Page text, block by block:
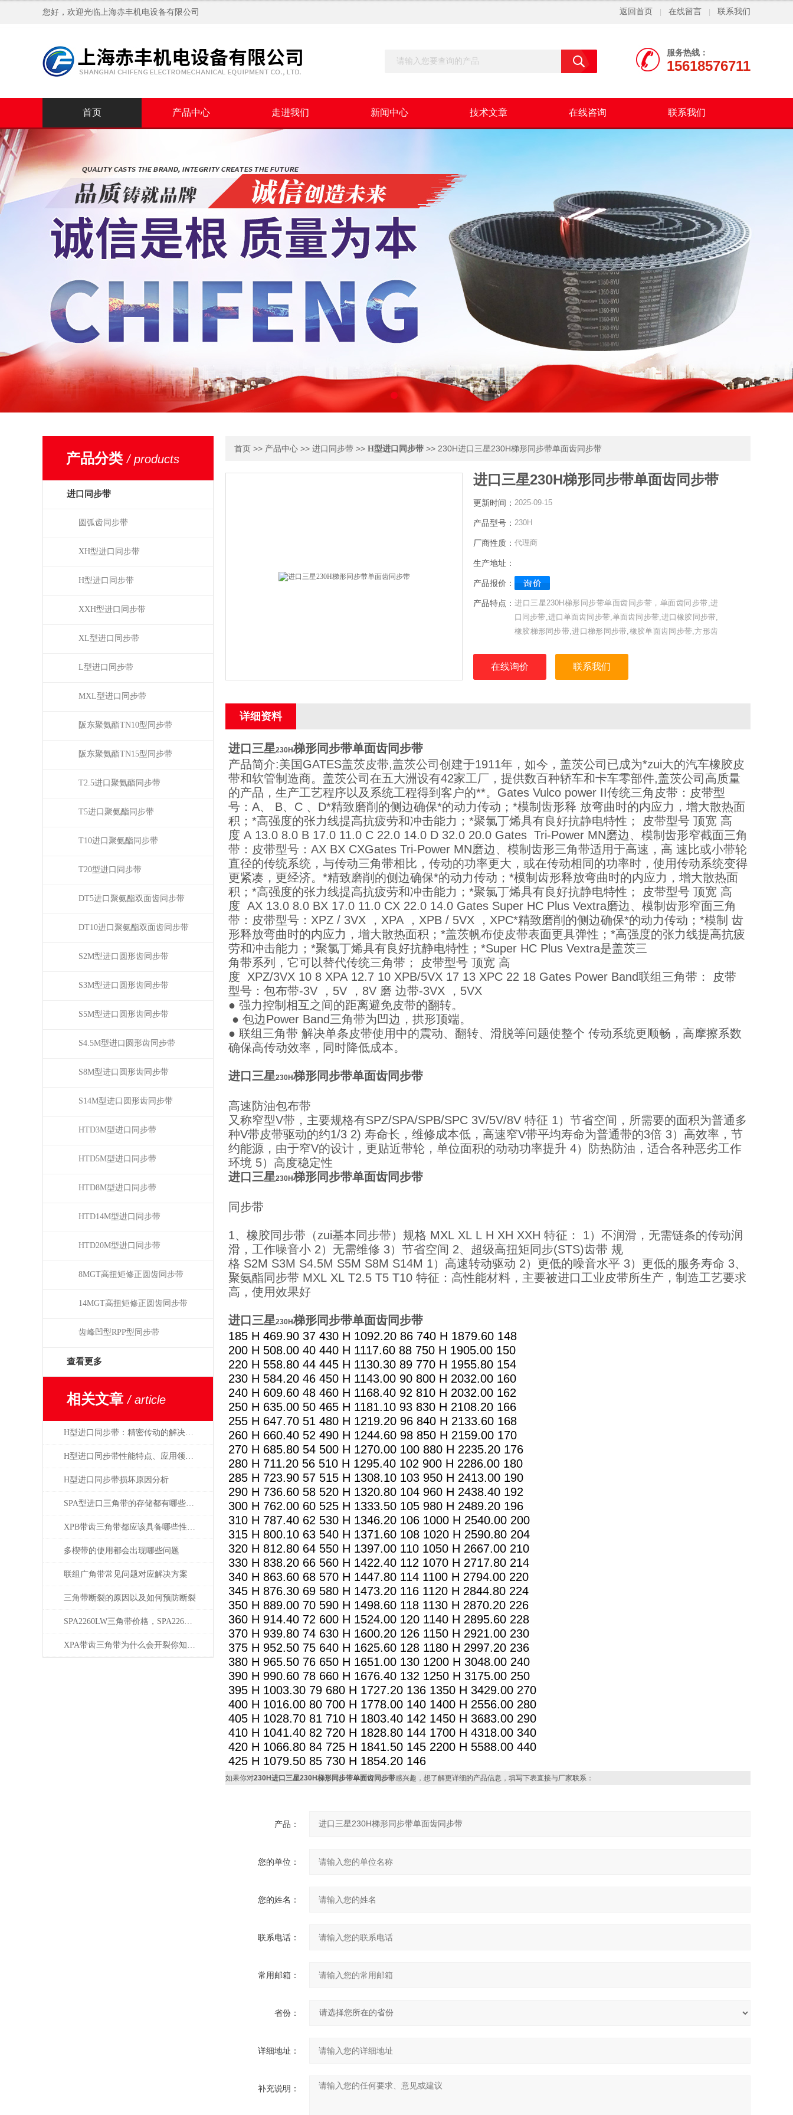
您好，欢迎光临上海赤丰机电设备有限公司 返回首页 在线留言 联系我们
服务热线：
15618576711
首页 产品中心 走进我们 新闻中心 技术文章 在线咨询 联系我们
产品分类/ products
进口同步带
圆弧齿同步带
XH型进口同步带
H型进口同步带
XXH型进口同步带
XL型进口同步带
L型进口同步带
MXL型进口同步带
阪东聚氨酯TN10型同步带
阪东聚氨酯TN15型同步带
T2.5进口聚氨酯同步带
T5进口聚氨酯同步带
T10进口聚氨酯同步带
T20型进口同步带
DT5进口聚氨酯双面齿同步带
DT10进口聚氨酯双面齿同步带
S2M型进口圆形齿同步带
S3M型进口圆形齿同步带
S5M型进口圆形齿同步带
S4.5M型进口圆形齿同步带
S8M型进口圆形齿同步带
S14M型进口圆形齿同步带
HTD3M型进口同步带
HTD5M型进口同步带
HTD8M型进口同步带
HTD14M型进口同步带
HTD20M型进口同步带
8MGT高扭矩修正圆齿同步带
14MGT高扭矩修正圆齿同步带
齿峰凹型RPP型同步带
查看更多
相关文章/ article
H型进口同步带：精密传动的解决方案专家
H型进口同步带性能特点、应用领域和选用原则
H型进口同步带损坏原因分析
SPA型进口三角带的存储都有哪些学问？
XPB带齿三角带都应该具备哪些性能？
多楔带的使用都会出现哪些问题
联组广角带常见问题对应解决方案
三角带断裂的原因以及如何预防断裂
SPA2260LW三角带价格，SPA2260LW厂家三角带
XPA带齿三角带为什么会开裂你知道吗？
首页 >> 产品中心 >> 进口同步带 >> H型进口同步带 >> 230H进口三星230H梯形同步带单面齿同步带
进口三星230H梯形同步带单面齿同步带
更新时间： 2025-09-15
产品型号： 230H
厂商性质： 代理商
生产地址：
产品报价：
产品特点： 进口三星230H梯形同步带单面齿同步带，单面齿同步带,进
口同步带,进口单面齿同步带,单面齿同步带,进口橡胶同步带,
橡胶梯形同步带,进口梯形同步带,橡胶单面齿同步带,方形齿
星橡胶梯形同步带,H、XH、XXH型。日本三星、美国盖茨、
德国奥比等世界名优工业皮带。
在线询价 联系我们
详细资料
进口三星230H 梯形同步带单面齿同步带
产品简介:美国GATES盖茨皮带,盖茨公司创建于1911年，如今，盖茨公司已成为*zui大的汽车橡胶皮
带和软管制造商。盖茨公司在五大洲设有42家工厂，提供数百种轿车和卡车零部件,盖茨公司高质量
的产品，生产工艺程序以及系统工程得到客户的**。Gates Vulco power II传统三角皮带：皮带型
号：A、 B、C 、D*精致磨削的侧边确保*的动力传动；*模制齿形释 放弯曲时的内应力，增大散热面
积；*高强度的张力线提高抗疲劳和冲击能力；*聚氯丁烯具有良好抗静电特性； 皮带型号 顶宽 高
度 A 13.0 8.0 B 17.0 11.0 C 22.0 14.0 D 32.0 20.0 Gates Tri-Power MN磨边、模制齿形窄截面三角
带：皮带型号：AX BX CXGates Tri-Power MN磨边、模制齿形三角带适用于高速，高 速比或小带轮
直径的传统系统，与传动三角带相比，传动的功率更大，或在传动相同的功率时，使用传动系统变得
更紧凑，更经济。*精致磨削的侧边确保*的动力传动；*模制齿形释放弯曲时的内应力，增大散热面
积；*高强度的张力线提高抗疲劳和冲击能力；*聚氯丁烯具有良好抗静电特性； 皮带型号 顶宽 高
度 AX 13.0 8.0 BX 17.0 11.0 CX 22.0 14.0 Gates Super HC Plus Vextra磨边、模制齿形窄面三角
带：皮带型号：XPZ / 3VX ，XPA ，XPB / 5VX ，XPC*精致磨削的侧边确保*的动力传动；*模制 齿
形释放弯曲时的内应力，增大散热面积；*盖茨帆布使皮带表面更具弹性；*高强度的张力线提高抗疲
劳和冲击能力；*聚氯丁烯具有良好抗静电特性；*Super HC Plus Vextra是盖茨三
角带系列，它可以替代传统三角带； 皮带型号 顶宽 高
度 XPZ/3VX 10 8 XPA 12.7 10 XPB/5VX 17 13 XPC 22 18 Gates Power Band联组三角带： 皮带
型号：包布带-3V ，5V ，8V 磨 边带-3VX ，5VX
● 强力控制相互之间的距离避免皮带的翻转。
● 包边Power Band三角带为凹边，拱形顶端。
● 联组三角带 解决单条皮带使用中的震动、翻转、滑脱等问题使整个 传动系统更顺畅，高摩擦系数
确保高传动效率，同时降低成本。
进口三星230H 梯形同步带单面齿同步带
高速防油包布带
又称窄型V带，主要规格有SPZ/SPA/SPB/SPC 3V/5V/8V 特征 1）节省空间，所需要的面积为普通多
种V带皮带驱动的约1/3 2) 寿命长，维修成本低，高速窄V带平均寿命为普通带的3倍 3）高效率，节
约能源，由于窄V的设计，更贴近带轮，单位面积的动动功率提升 4）防热防油，适合各种恶劣工作
环境 5）高度稳定性
进口三星230H 梯形同步带单面齿同步带
同步带
1、橡胶同步带（zui基本同步带）规格 MXL XL L H XH XXH 特征： 1）不润滑，无需链条的传动润
滑，工作噪音小 2）无需维修 3）节省空间 2、超级高扭矩同步(STS)齿带 规
格 S2M S3M S4.5M S5M S8M S14M 1）高速转动驱动 2）更低的噪音水平 3）更低的服务寿命 3、
聚氨酯同步带 MXL XL T2.5 T5 T10 特征：高性能材料，主要被进口工业皮带所生产，制造工艺要求
高，使用效果好
进口三星230H 梯形同步带单面齿同步带
185 H 469.90 37 430 H 1092.20 86 740 H 1879.60 148
200 H 508.00 40 440 H 1117.60 88 750 H 1905.00 150
220 H 558.80 44 445 H 1130.30 89 770 H 1955.80 154
230 H 584.20 46 450 H 1143.00 90 800 H 2032.00 160
240 H 609.60 48 460 H 1168.40 92 810 H 2032.00 162
250 H 635.00 50 465 H 1181.10 93 830 H 2108.20 166
255 H 647.70 51 480 H 1219.20 96 840 H 2133.60 168
260 H 660.40 52 490 H 1244.60 98 850 H 2159.00 170
270 H 685.80 54 500 H 1270.00 100 880 H 2235.20 176
280 H 711.20 56 510 H 1295.40 102 900 H 2286.00 180
285 H 723.90 57 515 H 1308.10 103 950 H 2413.00 190
290 H 736.60 58 520 H 1320.80 104 960 H 2438.40 192
300 H 762.00 60 525 H 1333.50 105 980 H 2489.20 196
310 H 787.40 62 530 H 1346.20 106 1000 H 2540.00 200
315 H 800.10 63 540 H 1371.60 108 1020 H 2590.80 204
320 H 812.80 64 550 H 1397.00 110 1050 H 2667.00 210
330 H 838.20 66 560 H 1422.40 112 1070 H 2717.80 214
340 H 863.60 68 570 H 1447.80 114 1100 H 2794.00 220
345 H 876.30 69 580 H 1473.20 116 1120 H 2844.80 224
350 H 889.00 70 590 H 1498.60 118 1130 H 2870.20 226
360 H 914.40 72 600 H 1524.00 120 1140 H 2895.60 228
370 H 939.80 74 630 H 1600.20 126 1150 H 2921.00 230
375 H 952.50 75 640 H 1625.60 128 1180 H 2997.20 236
380 H 965.50 76 650 H 1651.00 130 1200 H 3048.00 240
390 H 990.60 78 660 H 1676.40 132 1250 H 3175.00 250
395 H 1003.30 79 680 H 1727.20 136 1350 H 3429.00 270
400 H 1016.00 80 700 H 1778.00 140 1400 H 2556.00 280
405 H 1028.70 81 710 H 1803.40 142 1450 H 3683.00 290
410 H 1041.40 82 720 H 1828.80 144 1700 H 4318.00 340
420 H 1066.80 84 725 H 1841.50 145 2200 H 5588.00 440
425 H 1079.50 85 730 H 1854.20 146
如果你对230H进口三星230H梯形同步带单面齿同步带感兴趣，想了解更详细的产品信息，填写下表直接与厂家联系：
产品：
您的单位：
您的姓名：
联系电话：
常用邮箱：
省份：
详细地址：
补充说明：